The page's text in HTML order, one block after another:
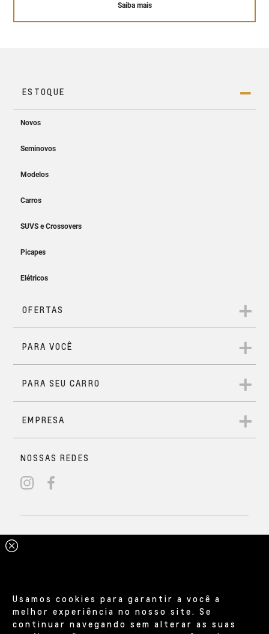
Saiba mais
Usamos cookies para garantir a você a
melhor experiência no nosso site. Se
continuar navegando sem alterar as suas